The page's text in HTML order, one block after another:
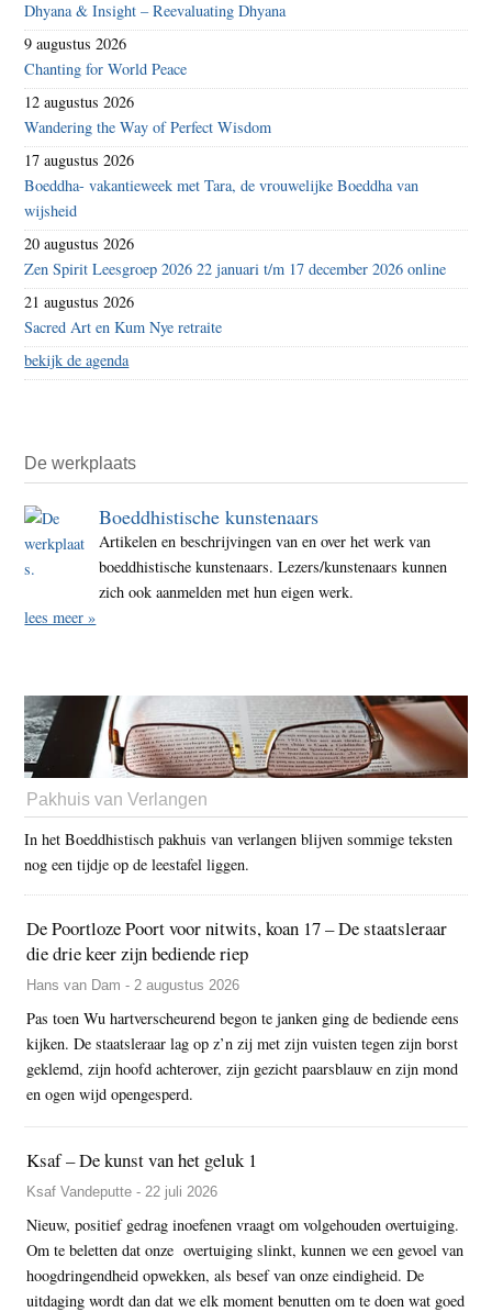
Dhyana & Insight – Reevaluating Dhyana
9 augustus 2026
Chanting for World Peace
12 augustus 2026
Wandering the Way of Perfect Wisdom
17 augustus 2026
Boeddha- vakantieweek met Tara, de vrouwelijke Boeddha van
wijsheid
20 augustus 2026
Zen Spirit Leesgroep 2026 22 januari t/m 17 december 2026 online
21 augustus 2026
Sacred Art en Kum Nye retraite
bekijk de agenda
De werkplaats
Boeddhistische kunstenaars
Artikelen en beschrijvingen van en over het werk van
boeddhistische kunstenaars. Lezers/kunstenaars kunnen
zich ook aanmelden met hun eigen werk.
lees meer »
Pakhuis van Verlangen
In het Boeddhistisch pakhuis van verlangen blijven sommige teksten
nog een tijdje op de leestafel liggen.
De Poortloze Poort voor nitwits, koan 17 – De staatsleraar
die drie keer zijn bediende riep
Hans van Dam - 2 augustus 2026
Pas toen Wu hartverscheurend begon te janken ging de bediende eens
kijken. De staatsleraar lag op z’n zij met zijn vuisten tegen zijn borst
geklemd, zijn hoofd achterover, zijn gezicht paarsblauw en zijn mond
en ogen wijd opengesperd.
Ksaf – De kunst van het geluk 1
Ksaf Vandeputte - 22 juli 2026
Nieuw, positief gedrag inoefenen vraagt om volgehouden overtuiging.
Om te beletten dat onze overtuiging slinkt, kunnen we een gevoel van
hoogdringendheid opwekken, als besef van onze eindigheid. De
uitdaging wordt dan dat we elk moment benutten om te doen wat goed